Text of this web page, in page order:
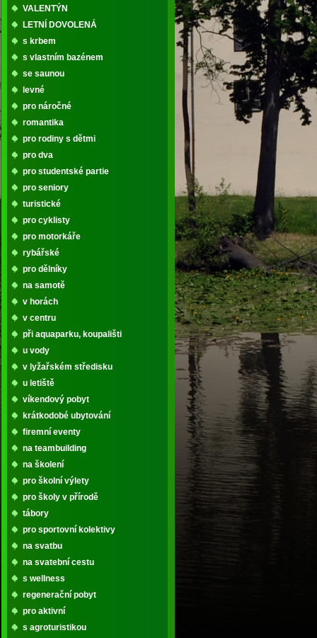
VALENTÝN
LETNÍ DOVOLENÁ
s krbem
s vlastním bazénem
se saunou
levné
pro náročné
romantika
pro rodiny s dětmi
pro dva
pro studentské partie
pro seniory
turistické
pro cyklisty
pro motorkáře
rybářské
pro dělníky
na samotě
v horách
v centru
při aquaparku, koupališti
u vody
v lyžařském středisku
u letiště
víkendový pobyt
krátkodobé ubytování
firemní eventy
na teambuilding
na školení
pro školní výlety
pro školy v přírodě
tábory
pro sportovní kolektivy
na svatbu
na svatební cestu
s wellness
regenerační pobyt
pro aktivní
s agroturistikou